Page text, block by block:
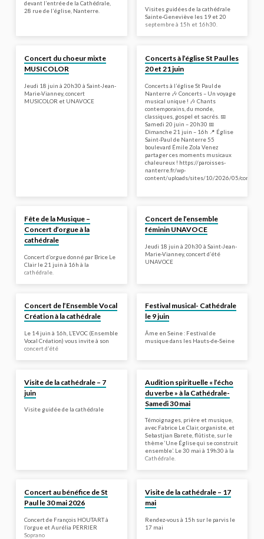
devant l’entrée de la Cathédrale,
28 rue de l’église, Nanterre.
Visites guidées de la cathédrale
Sainte-Geneviève les 19 et 20
septembre à 15h et 16h30.
Concert du choeur mixte
MUSICOLOR
Jeudi 18 juin à 20h30 à Saint-Jean-
Marie-Vianney, concert
MUSICOLOR et UNAVOCE
Concerts à l’église St Paul les
20 et 21 juin
Concerts à l’église St Paul de
Nanterre 🎶 Concerts – Un voyage
musical unique ! 🎶 Chants
contemporains, du monde,
classiques, gospel et sacrés. 📅
Samedi 20 juin – 20h30 📅
Dimanche 21 juin – 16h 📍 Église
Saint‑Paul de Nanterre 55
boulevard Émile Zola Venez
partager ces moments musicaux
chaleureux ! https://paroisses-
nanterre.fr/wp-
content/uploads/sites/10/2026/05/
Fête de la Musique –
Concert d’orgue à la
cathédrale
Concert d’orgue donné par Brice Le
Clair le 21 juin à 16h à la
cathédrale.
Concert de l’ensemble
féminin UNAVOCE
Jeudi 18 juin à 20h30 à Saint-Jean-
Marie-Vianney, concert d’été
UNAVOCE
Concert de l’Ensemble Vocal
Création à la cathédrale
Le 14 juin à 16h, L’EVOC (Ensemble
Vocal Création) vous invite à son
concert d’été
Festival musical- Cathédrale
le 9 juin
Âme en Seine : Festival de
musique dans les Hauts-de-Seine
Visite de la cathédrale – 7
juin
Visite guidée de la cathédrale
Audition spirituelle « l’écho
du verbe » à la Cathédrale-
Samedi 30 mai
Témoignages, prière et musique,
avec Fabrice Le Clair, organiste, et
Sebastjian Barete, flûtiste, sur le
thème ‘Une Église qui se construit
ensemble’. Le 30 mai à 19h30 à la
Cathédrale.
Concert au bénéfice de St
Paul le 30 mai 2026
Concert de François HOUTART à
l’orgue et Aurélia PERRIER
Soprano
Visite de la cathédrale – 17
mai
Rendez-vous à 15h sur le parvis le
17 mai